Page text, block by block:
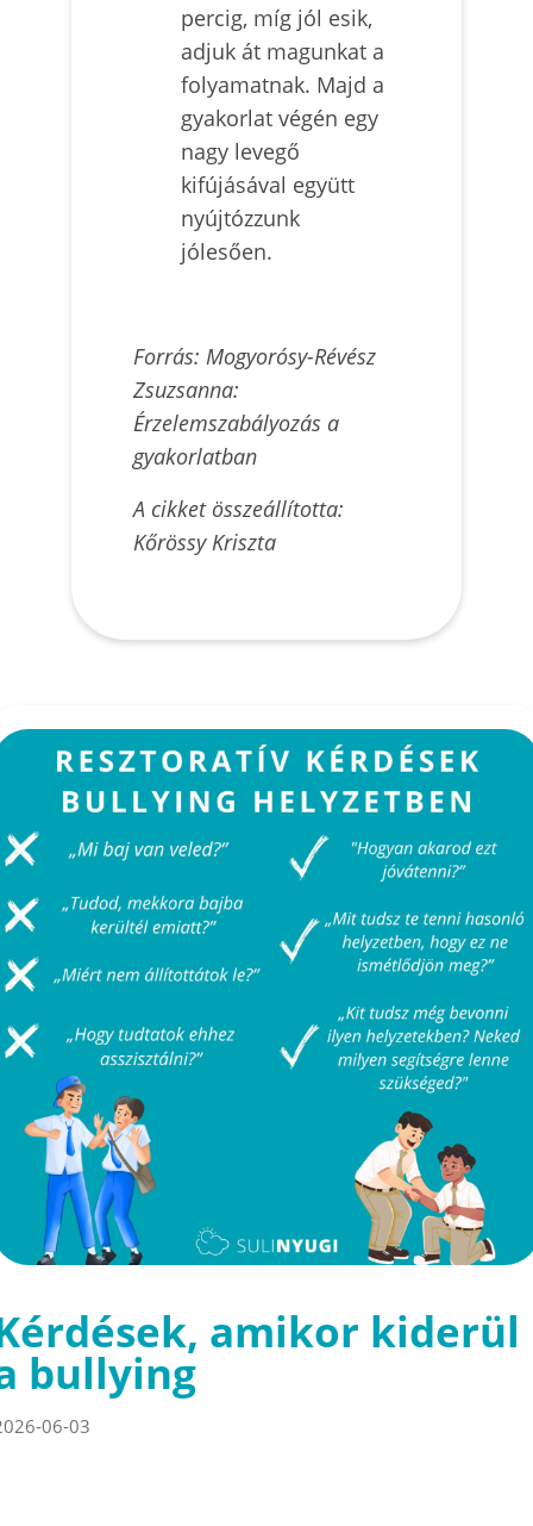
percig, míg jól esik,
adjuk át magunkat a
folyamatnak. Majd a
gyakorlat végén egy
nagy levegő
kifújásával együtt
nyújtózzunk
jólesően.
Forrás: Mogyorósy-Révész
Zsuzsanna:
Érzelemszabályozás a
gyakorlatban
A cikket összeállította:
Kőrössy Kriszta
amikor kiderül
bullying
06-03